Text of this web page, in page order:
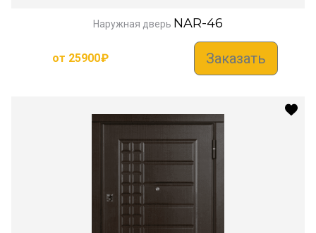
Наружная дверь NAR-46
от 25900₽ Заказать